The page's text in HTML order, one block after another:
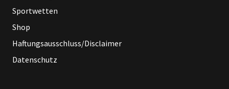
Sportwetten
Shop
Haftungsausschluss/Disclaimer
Datenschutz